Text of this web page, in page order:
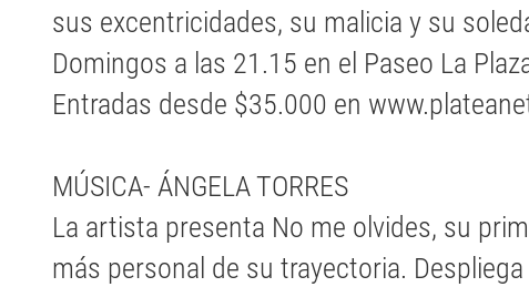
sus excentricidades, su malicia y su
Domingos a las 21.15 en el Paseo La
Entradas desde $35.000 en
MÚSICA- ÁNGELA TORRES
La artista presenta No me olvides, su
más personal de su trayectoria.